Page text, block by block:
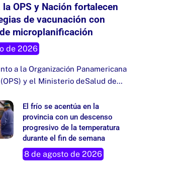
OPS y Nación fortalecen
de vacunación con
microplanificación
de 2026
a la Organización Panamericana
y el Ministerio deSalud de…
El frío se acentúa en la
provincia con un descenso
progresivo de la temperatura
durante el fin de semana
8 de agosto de 2026